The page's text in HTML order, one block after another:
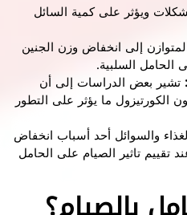
ويؤثر على كمية السائل
إلى انخفاض وزن الجنين
الحامل السلبية.
تشير بعض الدراسات إلى أن
الكورتيزول ما يؤثر على التطور
والسوائل أحد أسباب انخفاض
تقييم تاثير الصيام على الحامل